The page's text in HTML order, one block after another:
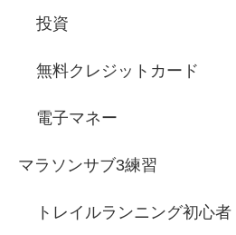
投資
無料クレジットカード
電子マネー
マラソンサブ3練習
トレイルランニング初心者